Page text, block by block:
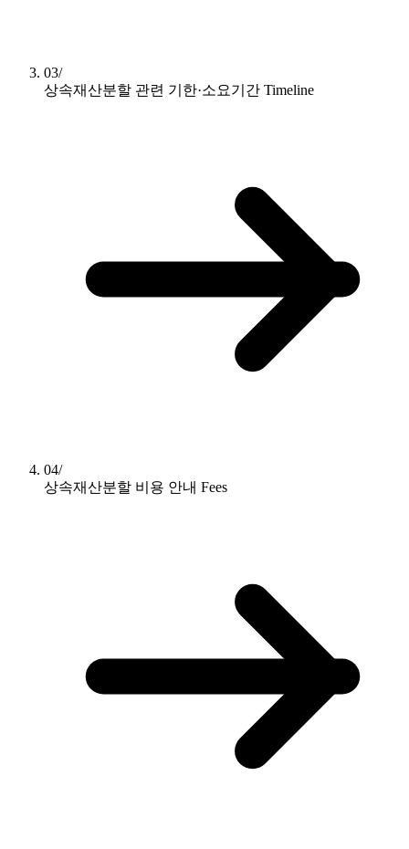
03/
상속재산분할 관련 기한·소요기간 Timeline
04/
상속재산분할 비용 안내 Fees